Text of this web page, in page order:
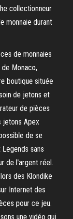
collectionneur
monnaie durant
de monnaies
Monaco,
boutique située
de jetons et
de pièces
jetons Apex
de se
sans
de l'argent réel.
des Klondike
Internet des
pour ce jeu.
une vidéo qui